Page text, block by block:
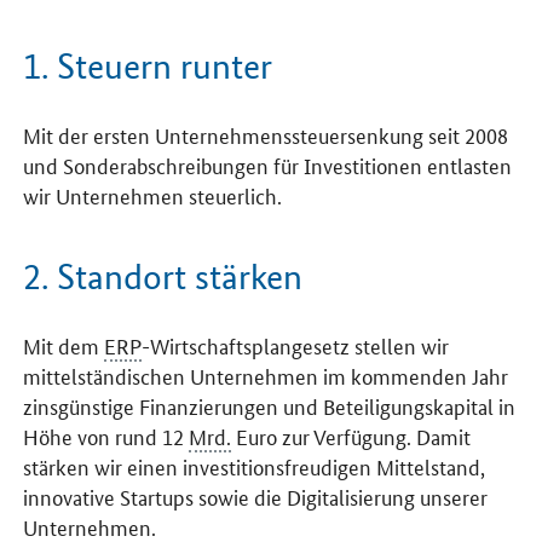
1. Steuern runter
Mit der ersten Unternehmenssteuersenkung seit 2008
und Sonderabschreibungen für Investitionen entlasten
wir Unternehmen steuerlich.
2. Standort stärken
Mit dem ERP-Wirtschaftsplangesetz stellen wir
mittelständischen Unternehmen im kommenden Jahr
zinsgünstige Finanzierungen und Beteiligungskapital in
Höhe von rund 12 Mrd. Euro zur Verfügung. Damit
stärken wir einen investitionsfreudigen Mittelstand,
innovative Startups sowie die Digitalisierung unserer
Unternehmen.